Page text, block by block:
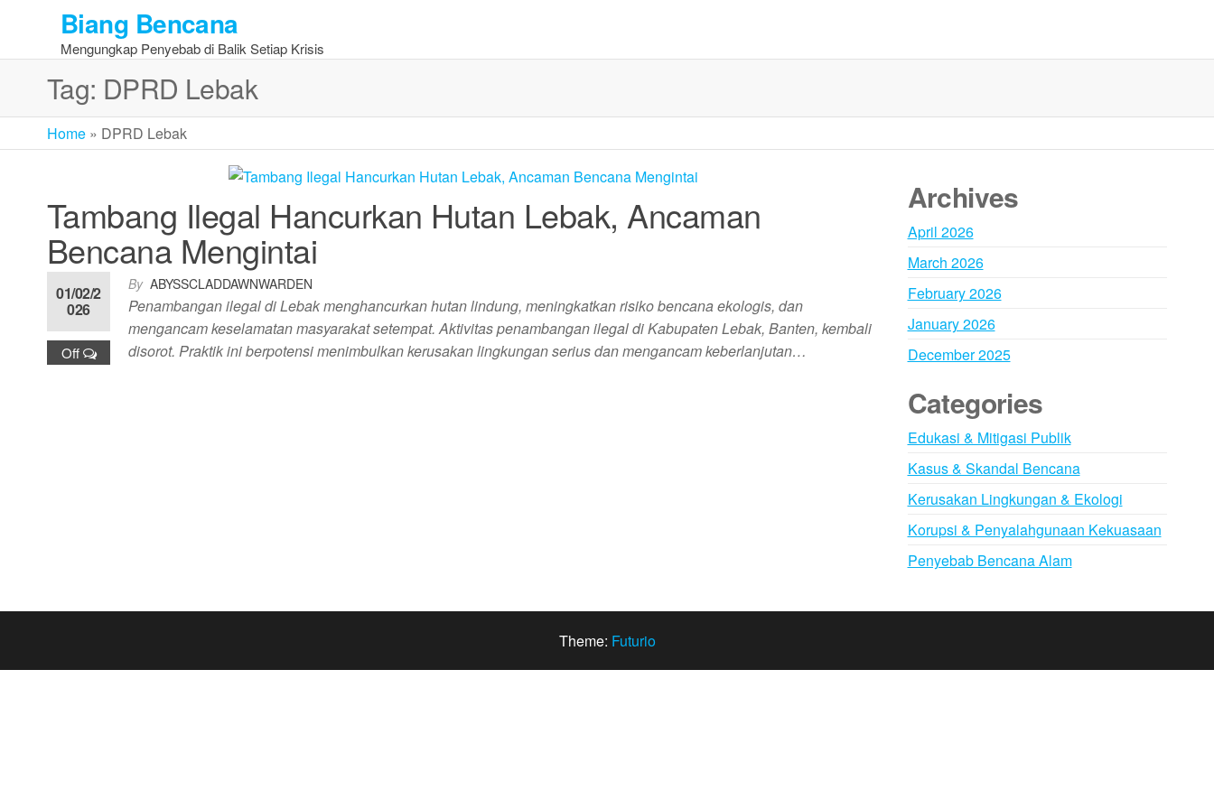
the
Biang Bencana
Mengungkap Penyebab di Balik Setiap Krisis
Tag: DPRD Lebak
Home » DPRD Lebak
Tambang Ilegal Hancurkan Hutan Lebak, Ancaman
Bencana Mengintai
By ABYSSCLADDAWNWARDEN
01/02/2
026
Off
Penambangan ilegal di Lebak menghancurkan hutan lindung, meningkatkan risiko bencana ekologis, dan
mengancam keselamatan masyarakat setempat. Aktivitas penambangan ilegal di Kabupaten Lebak, Banten, kembali
disorot. Praktik ini berpotensi menimbulkan kerusakan lingkungan serius dan mengancam keberlanjutan…
Archives
April 2026
March 2026
February 2026
January 2026
December 2025
Categories
Edukasi & Mitigasi Publik
Kasus & Skandal Bencana
Kerusakan Lingkungan & Ekologi
Korupsi & Penyalahgunaan Kekuasaan
Penyebab Bencana Alam
Theme: Futurio